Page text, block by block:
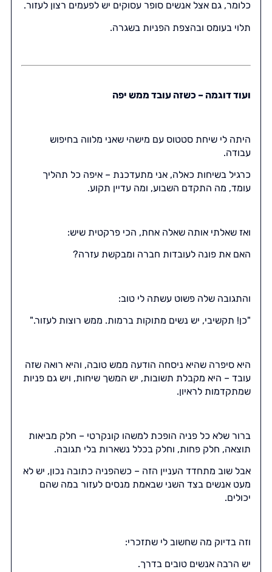
כלומר, גם אצל אנשים סופר עסוקים יש לפעמים רצון לעזור.
תלוי בעומס ובהצפת הפניות בשגרה.
ועוד דוגמה – כשזה עובד ממש יפה
היתה לי שיחת סטטוס עם מישהי שאני מלווה בחיפוש
עבודה.
כרגיל בשיחות כאלה, אני מתעדכנת – איפה כל תהליך
עומד, מה התקדם השבוע, ומה עדיין תקוע.
ואז שאלתי אותה שאלה אחת, הכי פרקטית שיש:
האם את פונה לעובדות חברה ומבקשת עזרה?
והתגובה שלה פשוט עשתה לי טוב:
"כן! תקשיבי, יש נשים מתוקות ברמות. ממש רוצות לעזור."
היא סיפרה שהיא ניסחה הודעה ממש טובה, והיא רואה שזה
עובד – היא מקבלת תשובות, יש המשך שיחות, ויש גם פניות
שמתקדמות לראיון.
ברור שלא כל פניה הופכת למשהו קונקרטי – חלק מביאות
תוצאה, חלק פחות, וחלק בכלל נשארות בלי תגובה.
אבל שוב מתחדד העניין הזה – כשהפניה כתובה נכון, יש לא
מעט אנשים בצד השני שבאמת מנסים לעזור במה שהם
יכולים.
וזה בדיוק מה שחשוב לי שתזכרי:
יש הרבה אנשים טובים בדרך.